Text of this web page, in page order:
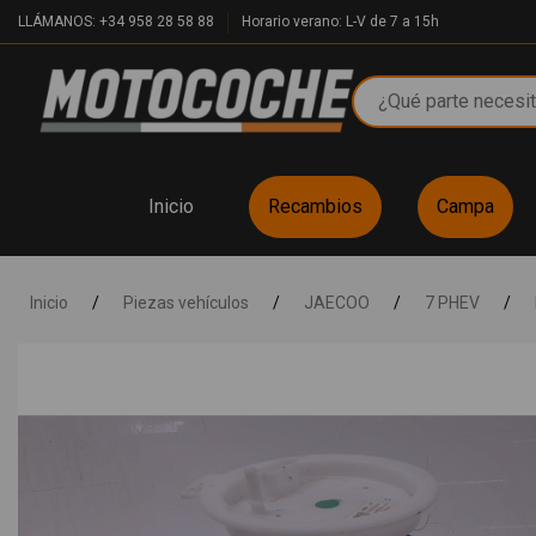
LLÁMANOS: +34 958 28 58 88 Horario verano: L-V de 7 a 15h
Inicio Recambios Campa
Inicio / Piezas vehículos / JAECOO / 7 PHEV /